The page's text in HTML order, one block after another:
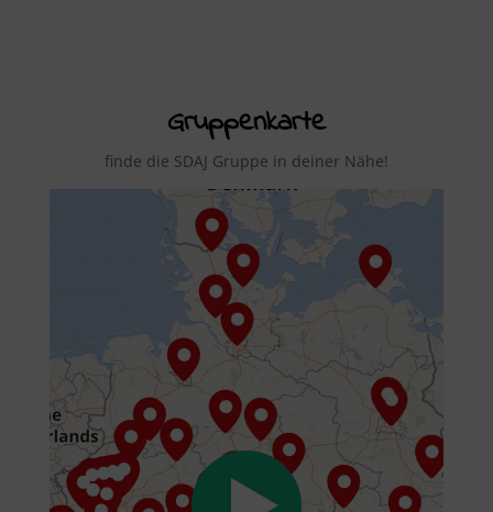
Gruppenkarte
finde die SDAJ Gruppe in deiner Nähe!